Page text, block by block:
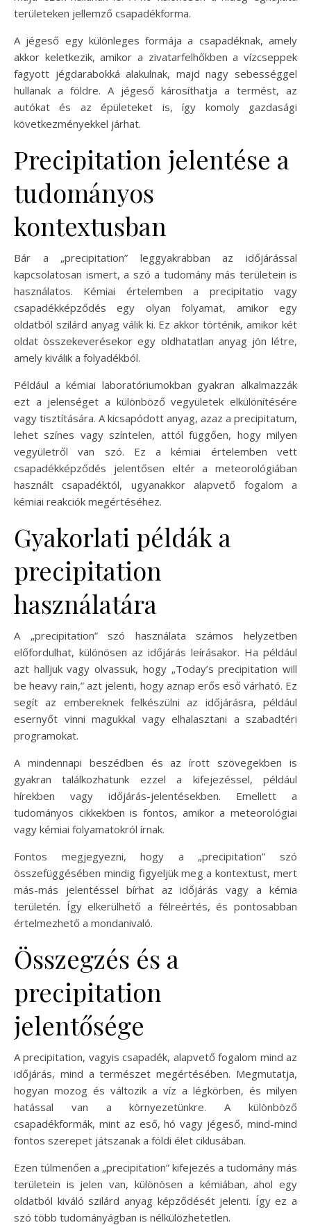
területeken jellemző csapadékforma.
A jégeső egy különleges formája a csapadéknak, amely
akkor keletkezik, amikor a zivatarfelhőkben a vízcseppek
fagyott jégdarabokká alakulnak, majd nagy sebességgel
hullanak a földre. A jégeső károsíthatja a termést, az
autókat és az épületeket is, így komoly gazdasági
következményekkel járhat.
Precipitation jelentése a
tudományos
kontextusban
Bár a „precipitation” leggyakrabban az időjárással
kapcsolatosan ismert, a szó a tudomány más területein is
használatos. Kémiai értelemben a precipitatio vagy
csapadékképződés egy olyan folyamat, amikor egy
oldatból szilárd anyag válik ki. Ez akkor történik, amikor két
oldat összekeverésekor egy oldhatatlan anyag jön létre,
amely kiválik a folyadékból.
Például a kémiai laboratóriumokban gyakran alkalmazzák
ezt a jelenséget a különböző vegyületek elkülönítésére
vagy tisztítására. A kicsapódott anyag, azaz a precipitatum,
lehet színes vagy színtelen, attól függően, hogy milyen
vegyületről van szó. Ez a kémiai értelemben vett
csapadékképződés jelentősen eltér a meteorológiában
használt csapadéktól, ugyanakkor alapvető fogalom a
kémiai reakciók megértéséhez.
Gyakorlati példák a
precipitation
használatára
A „precipitation” szó használata számos helyzetben
előfordulhat, különösen az időjárás leírásakor. Ha például
azt halljuk vagy olvassuk, hogy „Today’s precipitation will
be heavy rain,” azt jelenti, hogy aznap erős eső várható. Ez
segít az embereknek felkészülni az időjárásra, például
esernyőt vinni magukkal vagy elhalasztani a szabadtéri
programokat.
A mindennapi beszédben és az írott szövegekben is
gyakran találkozhatunk ezzel a kifejezéssel, például
hírekben vagy időjárás-jelentésekben. Emellett a
tudományos cikkekben is fontos, amikor a meteorológiai
vagy kémiai folyamatokról írnak.
Fontos megjegyezni, hogy a „precipitation” szó
összefüggésében mindig figyeljük meg a kontextust, mert
más-más jelentéssel bírhat az időjárás vagy a kémia
területén. Így elkerülhető a félreértés, és pontosabban
értelmezhető a mondanivaló.
Összegzés és a
precipitation
jelentősége
A precipitation, vagyis csapadék, alapvető fogalom mind az
időjárás, mind a természet megértésében. Megmutatja,
hogyan mozog és változik a víz a légkörben, és milyen
hatással van a környezetünkre. A különböző
csapadékformák, mint az eső, hó vagy jégeső, mind-mind
fontos szerepet játszanak a földi élet ciklusában.
Ezen túlmenően a „precipitation” kifejezés a tudomány más
területein is jelen van, különösen a kémiában, ahol egy
oldatból kiváló szilárd anyag képződését jelenti. Így ez a
szó több tudományágban is nélkülözhetetlen.